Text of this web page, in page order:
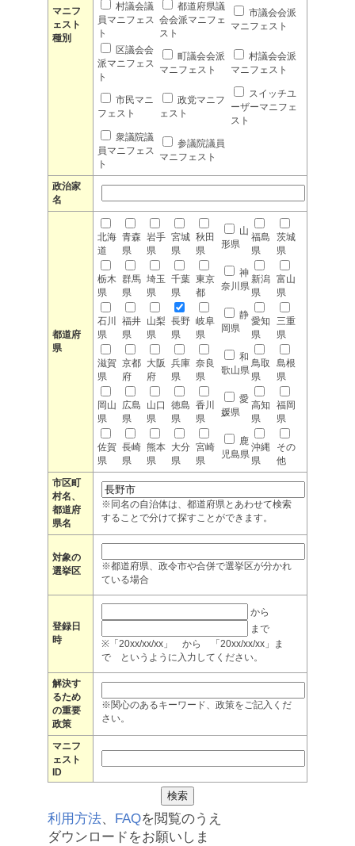
マニフ
ェスト
種別
村議会議
員マニフェス
ト
都道府県議
会会派マニフェ
スト
市議会会派
マニフェスト
区議会会
派マニフェス
ト
町議会会派
マニフェスト
村議会会派
マニフェスト
市民マニ
フェスト
政党マニフ
ェスト
スイッチユ
ーザーマニフェ
スト
衆議院議
員マニフェス
ト
参議院議員
マニフェスト
政治家
名
都道府
県
北海
道
青森
県
岩手
県
宮城
県
秋田
県
山
形県
福島
県
茨城
県
栃木
県
群馬
県
埼玉
県
千葉
県
東京
都
神
奈川県
新潟
県
富山
県
石川
県
福井
県
山梨
県
長野
県
岐阜
県
静
岡県
愛知
県
三重
県
滋賀
県
京都
府
大阪
府
兵庫
県
奈良
県
和
歌山県
鳥取
県
島根
県
岡山
県
広島
県
山口
県
徳島
県
香川
県
愛
媛県
高知
県
福岡
県
佐賀
県
長崎
県
熊本
県
大分
県
宮崎
県
鹿
児島県
沖縄
県
その
他
市区町
村名、
都道府
県名
※同名の自治体は、都道府県とあわせて検索
することで分けて探すことができます。
対象の
選挙区
※都道府県、政令市や合併で選挙区が分かれ
ている場合
登録日
時
から
まで
※「20xx/xx/xx」 から 「20xx/xx/xx」ま
で というように入力してください。
解決す
るため
の重要
政策
※関心のあるキーワード、政策をご記入くだ
さい。
マニフ
ェスト
ID
利用方法、 FAQを閲覧のうえ
ダウンロードをお願いしま